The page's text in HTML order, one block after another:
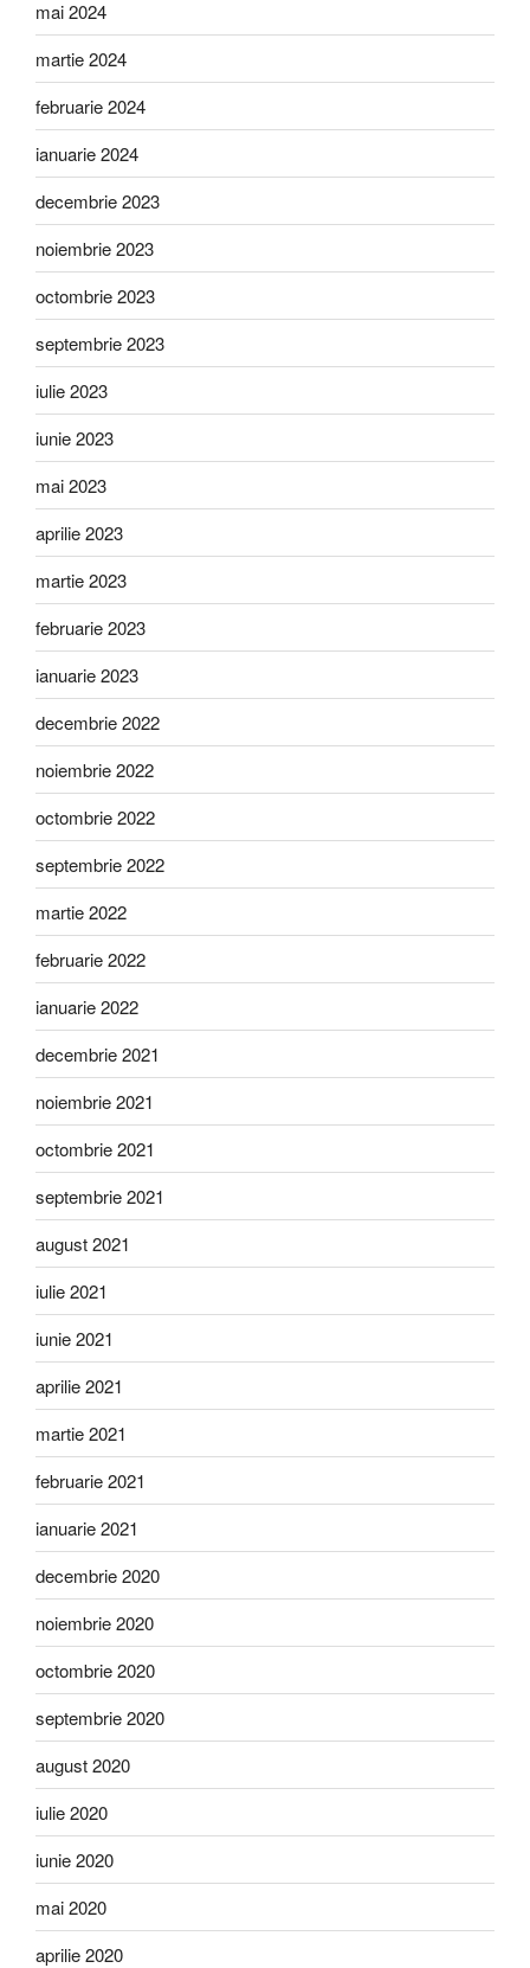
mai 2024
martie 2024
februarie 2024
ianuarie 2024
decembrie 2023
noiembrie 2023
octombrie 2023
septembrie 2023
iulie 2023
iunie 2023
mai 2023
aprilie 2023
martie 2023
februarie 2023
ianuarie 2023
decembrie 2022
noiembrie 2022
octombrie 2022
septembrie 2022
martie 2022
februarie 2022
ianuarie 2022
decembrie 2021
noiembrie 2021
octombrie 2021
septembrie 2021
august 2021
iulie 2021
iunie 2021
aprilie 2021
martie 2021
februarie 2021
ianuarie 2021
decembrie 2020
noiembrie 2020
octombrie 2020
septembrie 2020
august 2020
iulie 2020
iunie 2020
mai 2020
aprilie 2020